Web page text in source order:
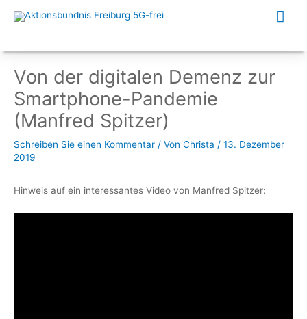
Inhalt
Von der digitalen Demenz zur
Smartphone-Pandemie
(Manfred Spitzer)
Schreiben Sie einen Kommentar / Von Christa / 13. Dezember
2019
Hinweis auf ein interessantes Video von Manfred Spitzer: